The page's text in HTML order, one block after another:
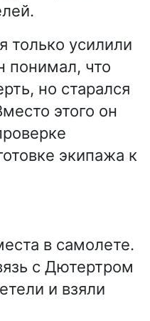
только усилили
понимал, что
но старался
этого он
экипажа к
в самолете.
с Дютертром
и взяли